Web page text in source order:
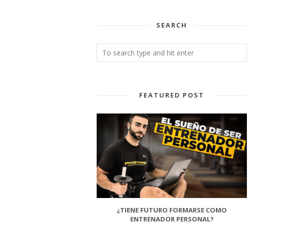
SEARCH
FEATURED POST
¿TIENE FUTURO FORMARSE COMO
ENTRENADOR PERSONAL?